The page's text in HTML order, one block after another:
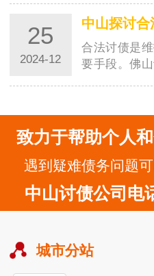
康发展的重…
25
2024-12
合法讨债是
要手段。佛
致力于帮助个人
遇到疑难债务问题
中山讨债公司电
城市分站